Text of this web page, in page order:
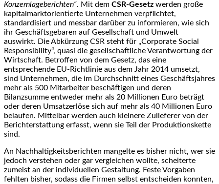
Konzernlageberichten“. Mit dem CSR-Gesetz werden große
kapitalmarktorientierte Unternehmen verpflichtet,
standardisiert und messbar darüber zu informieren, wie sich
ihr Geschäftsgebaren auf Gesellschaft und Umwelt
auswirkt. Die Abkürzung CSR steht für „Corporate Social
Responsibility“, quasi die gesellschaftliche Verantwortung der
Wirtschaft. Betroffen von dem Gesetz, das eine
entsprechende EU-Richtlinie aus dem Jahr 2014 umsetzt,
sind Unternehmen, die im Durchschnitt eines Geschäftsjahres
mehr als 500 Mitarbeiter beschäftigen und deren
Bilanzsumme entweder mehr als 20 Millionen Euro beträgt
oder deren Umsatzerlöse sich auf mehr als 40 Millionen Euro
belaufen. Mittelbar werden auch kleinere Zulieferer von der
Berichterstattung erfasst, wenn sie Teil der Produktionskette
sind.
An Nachhaltigkeitsberichten mangelte es bisher nicht, wer sie
jedoch verstehen oder gar vergleichen wollte, scheiterte
zumeist an der individuellen Gestaltung. Feste Vorgaben
fehlten bisher, sodass die Firmen selbst entscheiden konnten,